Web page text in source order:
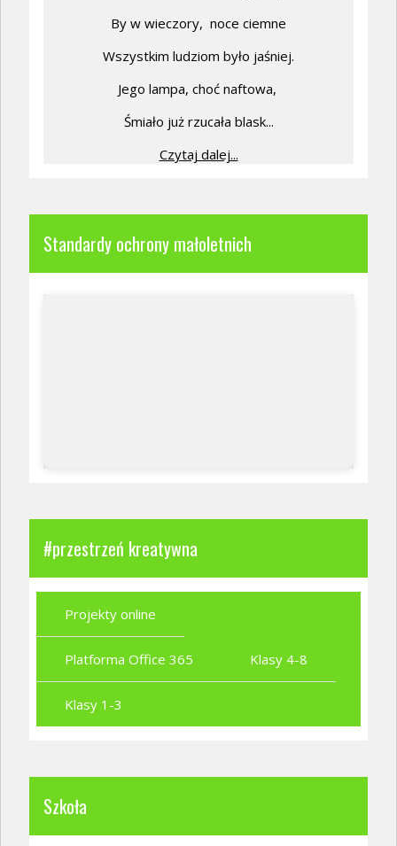
By w wieczory, noce ciemne
Wszystkim ludziom było jaśniej.
Jego lampa, choć naftowa,
Śmiało już rzucała blask...
Czytaj dalej...
Standardy ochrony małoletnich
#przestrzeń kreatywna
Projekty online
Platforma Office 365 Klasy 4-8
Klasy 1-3
Szkoła